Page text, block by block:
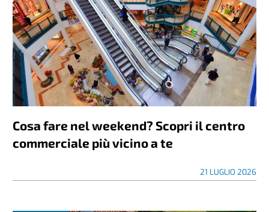
Cosa fare nel weekend? Scopri il centro
commerciale più vicino a te
21 LUGLIO 2026